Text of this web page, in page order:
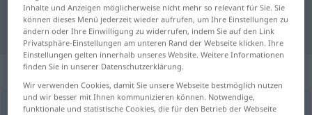
"anspruchsvoll" Slowakisch
Übersetzung
„anspruchsvoll“
anspruchsvoll
Inhalte und Anzeigen möglicherweise nicht mehr so relevant für Sie. Sie
können dieses Menü jederzeit wieder aufrufen, um Ihre Einstellungen zu
ändern oder Ihre Einwilligung zu widerrufen, indem Sie auf den Link
Privatsphäre-Einstellungen am unteren Rand der Webseite klicken. Ihre
Einstellungen gelten innerhalb unseres Website. Weitere Informationen
finden Sie in unserer Datenschutzerklärung.
Wir verwenden Cookies, damit Sie unsere Webseite bestmöglich nutzen
und wir besser mit Ihnen kommunizieren können. Notwendige,
funktionale und statistische Cookies, die für den Betrieb der Webseite